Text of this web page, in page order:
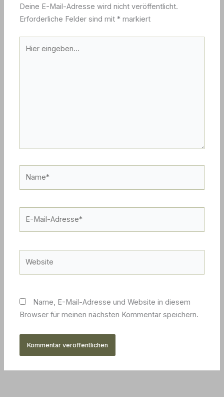
Deine E-Mail-Adresse wird nicht veröffentlicht.
Erforderliche Felder sind mit* markiert
eingeben…
Name, E-Mail-Adresse und Website in diesem
Browser für meinen nächsten Kommentar speichern.